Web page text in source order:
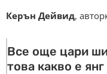
Керън Дейвид,
Все още цари
това какво е